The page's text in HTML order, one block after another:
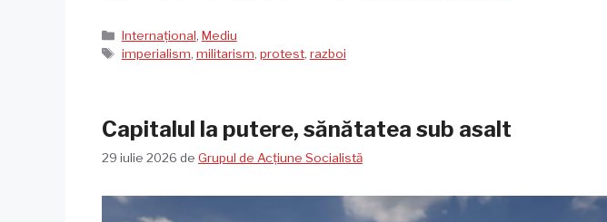
Categorii
Internațional, Mediu
Etichete
imperialism, militarism, protest, razboi
Capitalul la putere, sănătatea sub asalt
29 iulie 2026 de Grupul de Acțiune Socialistă